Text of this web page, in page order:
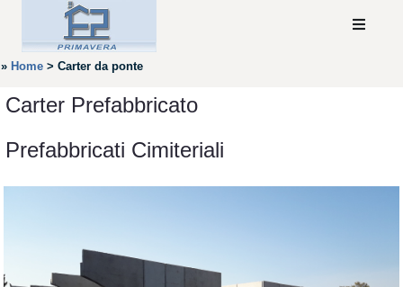
» Home > Carter da ponte
Carter Prefabbricato
Prefabbricati Cimiteriali